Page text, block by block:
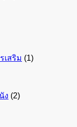
เสริม (1)
ง (2)